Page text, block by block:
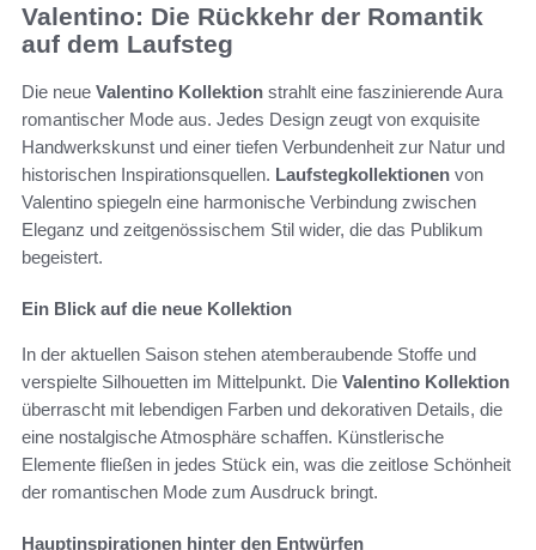
Valentino: Die Rückkehr der Romantik
auf dem Laufsteg
Die neue Valentino Kollektion strahlt eine faszinierende Aura
romantischer Mode aus. Jedes Design zeugt von exquisite
Handwerkskunst und einer tiefen Verbundenheit zur Natur und
historischen Inspirationsquellen. Laufstegkollektionen von
Valentino spiegeln eine harmonische Verbindung zwischen
Eleganz und zeitgenössischem Stil wider, die das Publikum
begeistert.
Ein Blick auf die neue Kollektion
In der aktuellen Saison stehen atemberaubende Stoffe und
verspielte Silhouetten im Mittelpunkt. Die Valentino Kollektion
überrascht mit lebendigen Farben und dekorativen Details, die
eine nostalgische Atmosphäre schaffen. Künstlerische
Elemente fließen in jedes Stück ein, was die zeitlose Schönheit
der romantischen Mode zum Ausdruck bringt.
Hauptinspirationen hinter den Entwürfen